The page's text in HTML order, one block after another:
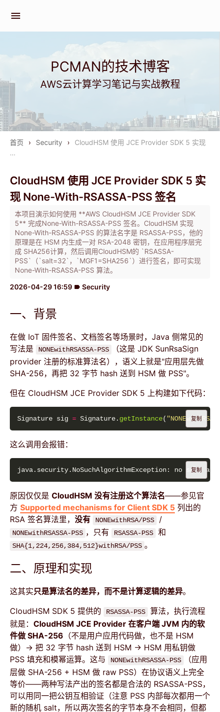
menu
PCMAN的技术博客
AWS云计算学习笔记与实战教程
首页 › Security ›
CloudHSM 使用 JCE Provider SDK 5 实现
…
CloudHSM 使用 JCE Provider SDK 5 实
现 None-With-RSASSA-PSS 签名
本项目演示如何使用 **AWS CloudHSM JCE Provider SDK
5** 完成None-With-RSASSA-PSS 签名。CloudHSM 实现
None-With-RSASSA-PSS 的算法名字是 RSASSA-PSS，他的
原理是在 HSM 内生成一对 RSA-2048 密钥，在应用程序层完
成 SHA256计算，然后调用CloudHSM的 `RSASSA-
PSS`（`salt=32`，`MGF1=SHA256`）进行签名，即可实现
None-With-RSASSA-PSS 算法。
2026-04-29 16:59 label Security
一、背景
在做 IoT 固件签名、文档签名等场景时，Java 侧常见的
写法是
NONEwithRSASSA-PSS
（这是 JDK SunRsaSign
provider 注册的标准算法名），语义上就是"应用层先做
SHA-256，再把 32 字节 hash 送到 HSM 做 PSS"。
但在 CloudHSM JCE Provider SDK 5 上构建如下代码：
Signature sig = Signature. getInstance( 复制
这么调用会报错：
java.security.NoSuchAlgorithmException: no such 复制
原因仅仅是 CloudHSM 没有注册这个算法名——参见官
方 Supported mechanisms for Client SDK 5 列出的
RSA 签名算法里， 没有 NONEwithRSA/PSS /
NONEwithRSASSA-PSS ，只有 RSASSA-PSS 和
SHA{1,224,256,384,512}withRSA/PSS 。
二、原理和实现
这其实只是算法名的差异，而不是计算逻辑的差异。
CloudHSM SDK 5 提供的
RSASSA-PSS
算法，执行流程
就是： CloudHSM JCE Provider 在客户端 JVM 内的软
件做 SHA-256 （不是用户应用代码做，也不是 HSM
做）→ 把 32 字节 hash 送到 HSM → HSM 用私钥做
PSS 填充和模幂运算。这与
NONEwithRSASSA-PSS
（应用
层做 SHA-256 + HSM 做 raw PSS）在协议语义上完全
等价——两种写法产出的签名都是合法的 RSASSA-PSS，
可以用同一把公钥互相验证（注意 PSS 内部每次都用一个
新的随机 salt，所以两次签名的字节本身不会相同，但都